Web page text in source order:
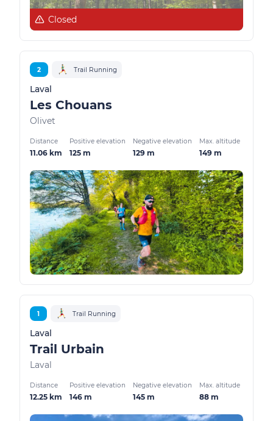
Closed
2 Trail Running
Laval
Les Chouans
Olivet
Distance
11.06 km
Positive elevation
125 m
Negative elevation
129 m
Max. altitude
149 m
1 Trail Running
Laval
Trail Urbain
Laval
Distance
12.25 km
Positive elevation
146 m
Negative elevation
145 m
Max. altitude
88 m